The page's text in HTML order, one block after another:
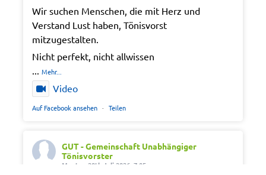
Wir suchen Menschen, die mit Herz und
Verstand Lust haben, Tönisvorst
mitzugestalten.
Nicht perfekt, nicht allwissen
Mehr...
Video
Auf Facebook ansehen · Teilen
GUT - Gemeinschaft Unabhängiger
Tönisvorster
Montag 20th Juli 2026, 7:05